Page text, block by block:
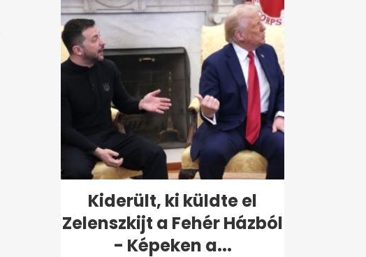
Kiderült, ki küldte el
Zelenszkijt a Fehér Házból
- Képeken a...